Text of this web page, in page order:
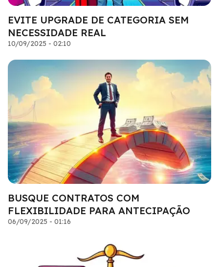
EVITE UPGRADE DE CATEGORIA SEM
NECESSIDADE REAL
10/09/2025 - 02:10
BUSQUE CONTRATOS COM
FLEXIBILIDADE PARA ANTECIPAÇÃO
06/09/2025 - 01:16